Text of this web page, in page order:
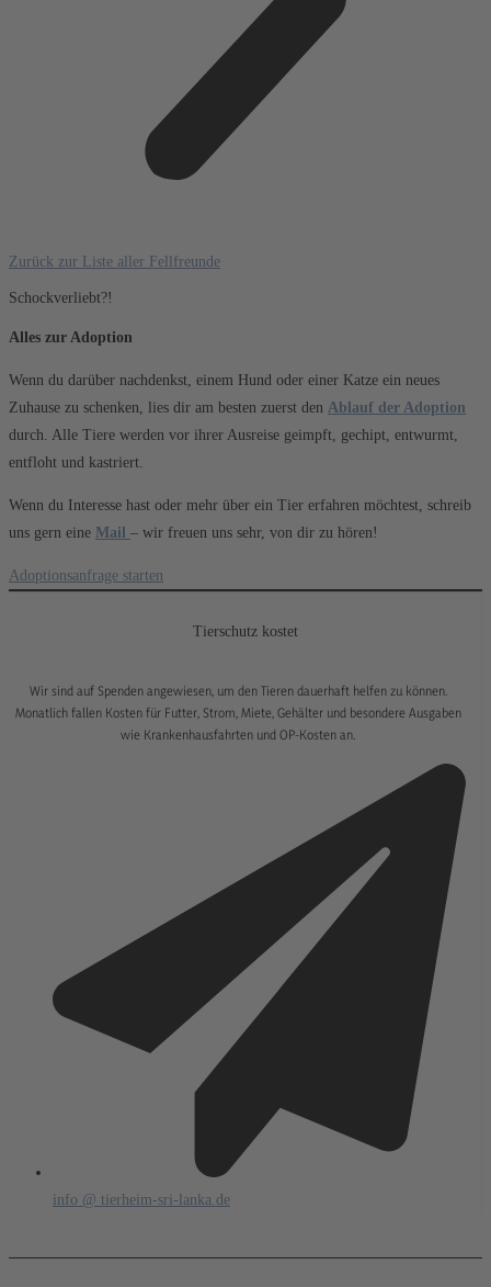
Zurück zur Liste aller Fellfreunde
Schockverliebt?!
Alles zur Adoption
Wenn du darüber nachdenkst, einem Hund oder einer Katze ein neues
Zuhause zu schenken, lies dir am besten zuerst den Ablauf der Adoption
durch. Alle Tiere werden vor ihrer Ausreise geimpft, gechipt, entwurmt,
entfloht und kastriert.
Wenn du Interesse hast oder mehr über ein Tier erfahren möchtest, schreib
uns gern eine Mail – wir freuen uns sehr, von dir zu hören!
Adoptionsanfrage starten
Tierschutz kostet
Wir sind auf Spenden angewiesen, um den Tieren dauerhaft helfen zu können.
Monatlich fallen Kosten für Futter, Strom, Miete, Gehälter und besondere Ausgaben
wie Krankenhausfahrten und OP-Kosten an.
info @ tierheim-sri-lanka.de